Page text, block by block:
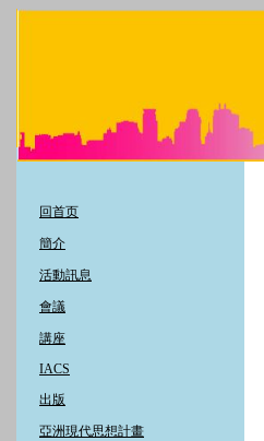
回首页
簡介
活動訊息
會議
講座
IACS
出版
亞洲現代思想計畫